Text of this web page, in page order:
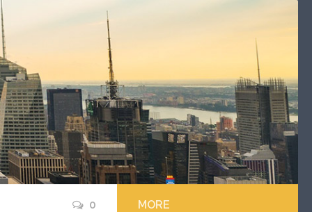
0 MORE